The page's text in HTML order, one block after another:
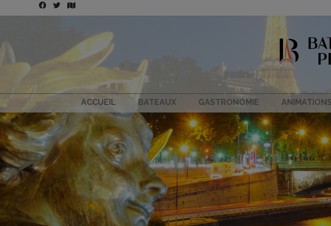
ACCUEIL BATEAUX GASTRONOMIE ANIMATIONS